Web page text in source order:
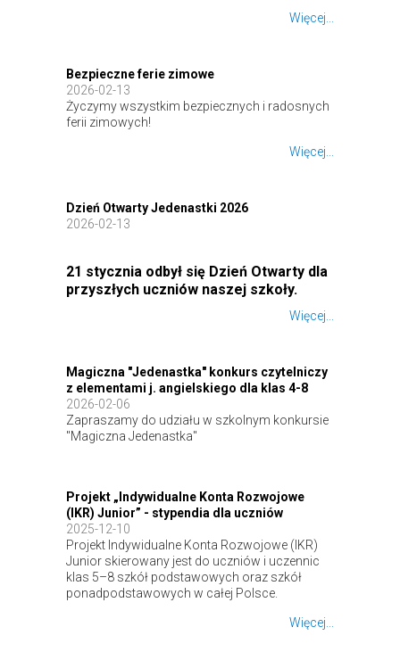
Więcej...
Bezpieczne ferie zimowe
2026-02-13
Życzymy wszystkim bezpiecznych i radosnych
ferii zimowych!
Więcej...
Dzień Otwarty Jedenastki 2026
2026-02-13
21 stycznia odbył się Dzień Otwarty dla
przyszłych uczniów naszej szkoły.
Więcej...
Magiczna "Jedenastka" konkurs czytelniczy
z elementami j. angielskiego dla klas 4-8
2026-02-06
Zapraszamy do udziału w szkolnym konkursie
"Magiczna Jedenastka"
Projekt „Indywidualne Konta Rozwojowe
(IKR) Junior” - stypendia dla uczniów
2025-12-10
Projekt Indywidualne Konta Rozwojowe (IKR)
Junior skierowany jest do uczniów i uczennic
klas 5–8 szkół podstawowych oraz szkół
ponadpodstawowych w całej Polsce.
Więcej...